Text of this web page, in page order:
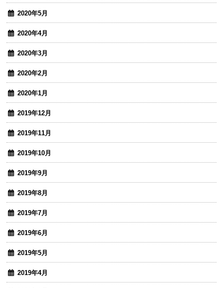
2020年5月
2020年4月
2020年3月
2020年2月
2020年1月
2019年12月
2019年11月
2019年10月
2019年9月
2019年8月
2019年7月
2019年6月
2019年5月
2019年4月